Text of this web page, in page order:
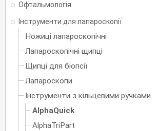
Офтальмологія
Інструменти для лапароскопії
Ножиці лапароскопічні
Лапароскопічні щипці
Щипці для біопсії
Лапароскопи
Інструменти з кільцевими ручками
AlphaQuick
AlphaTriPart